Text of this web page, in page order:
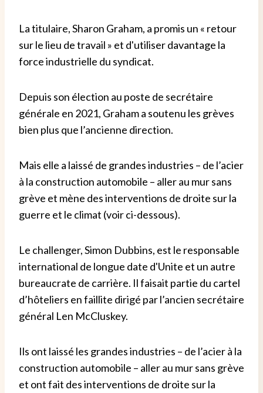
La titulaire, Sharon Graham, a promis un « retour
sur le lieu de travail » et d'utiliser davantage la
force industrielle du syndicat.
Depuis son élection au poste de secrétaire
générale en 2021, Graham a soutenu les grèves
bien plus que l’ancienne direction.
Mais elle a laissé de grandes industries – de l’acier
à la construction automobile – aller au mur sans
grève et mène des interventions de droite sur la
guerre et le climat (voir ci-dessous).
Le challenger, Simon Dubbins, est le responsable
international de longue date d'Unite et un autre
bureaucrate de carrière. Il faisait partie du cartel
d’hôteliers en faillite dirigé par l’ancien secrétaire
général Len McCluskey.
Ils ont laissé les grandes industries – de l’acier à la
construction automobile – aller au mur sans grève
et ont fait des interventions de droite sur la